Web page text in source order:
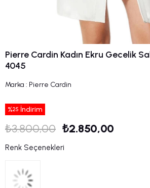
Pierre Cardin Kadın Ekru Gecelik
4045
Marka : Pierre Cardin
%25 İndirim
₺3.800,00 ₺2.850,00
Renk Seçenekleri